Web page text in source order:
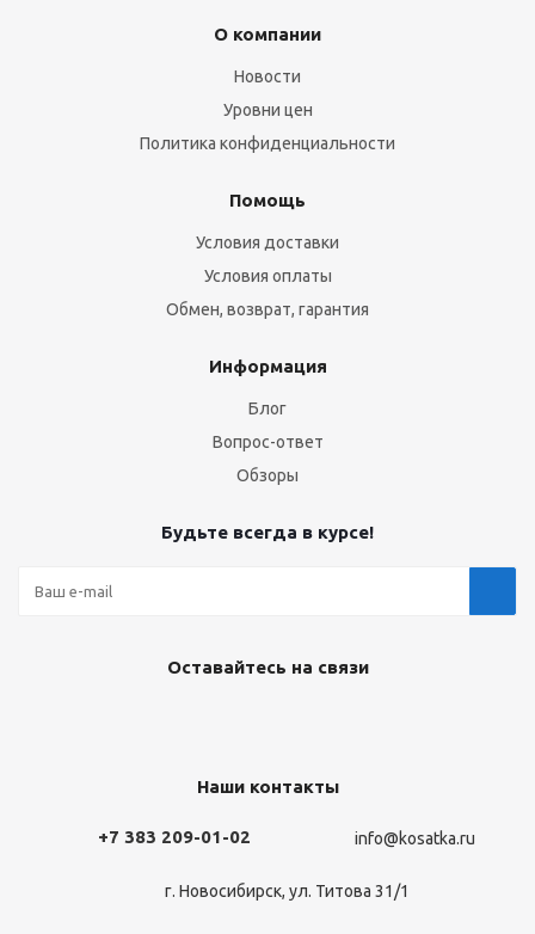
О компании
Новости
Уровни цен
Политика конфиденциальности
Помощь
Условия доставки
Условия оплаты
Обмен, возврат, гарантия
Информация
Блог
Вопрос-ответ
Обзоры
Будьте всегда в курсе!
Оставайтесь на связи
Наши контакты
+7 383 209-01-02 info@kosatka.ru
г. Новосибирск, ул. Титова 31/1